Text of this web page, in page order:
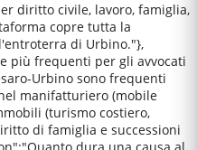
diritto civile, lavoro, famiglia,
copre tutta la
di Urbino."},
più frequenti per gli avvocati
Urbino sono frequenti
manifatturiero (mobile
(turismo costiero,
di famiglia e successioni